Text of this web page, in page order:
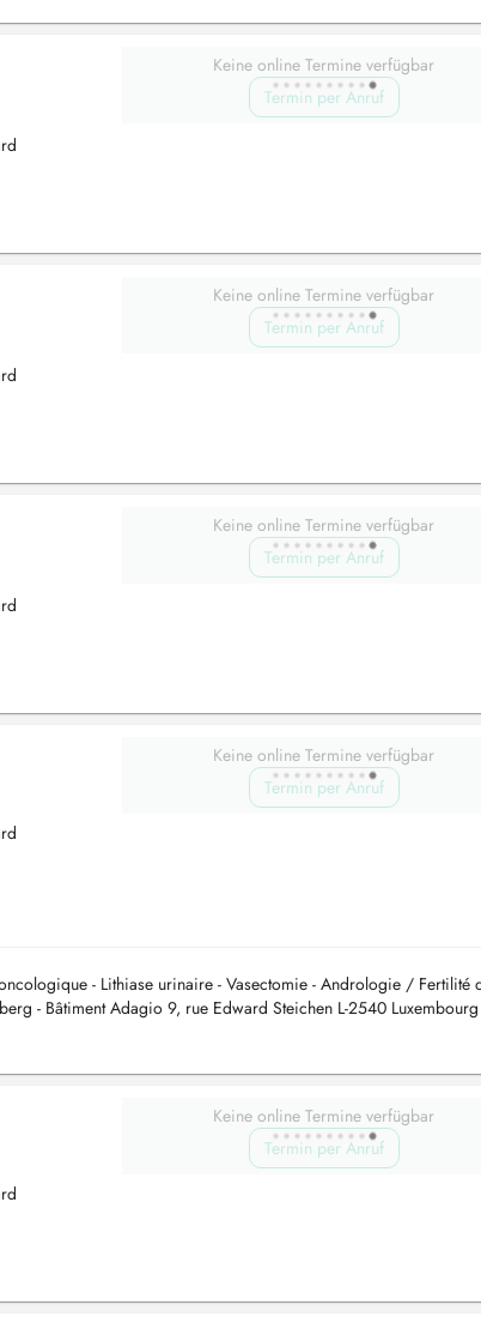
Keine online Termine verfügbar
Termin per Anruf
Keine online Termine verfügbar
Termin per Anruf
Keine online Termine verfügbar
Termin per Anruf
Keine online Termine verfügbar
Termin per Anruf
- Lithiase urinaire - Vasectomie - Andrologie / Fertilité
- Bâtiment Adagio 9, rue Edward Steichen L-2540 Luxembourg
Keine online Termine verfügbar
Termin per Anruf